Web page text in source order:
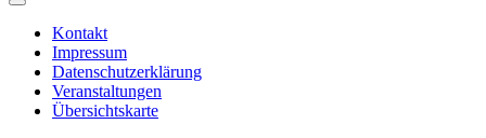
Kontakt
Impressum
Datenschutzerklärung
Veranstaltungen
Übersichtskarte